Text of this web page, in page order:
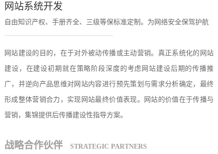
网站系统开发
自由知识产权、手册齐全、三级等保标准定制。为网络安全保驾护航
网站建设的目的，在于对外被动传播或主动营销。真正系统化的网站
建设，在建设初期就在策略阶段深度的考虑网站建设后期的传播推
广，并逆向产品思维对网站内容进行预先策划与需求分析确定，最终
形成整体营销合力，实现网站最终价值表现。网站的价值在于传播与
营销，集锦提供后传播建设性指导方案。
战略合作伙伴 STRATEGIC PARTNERS